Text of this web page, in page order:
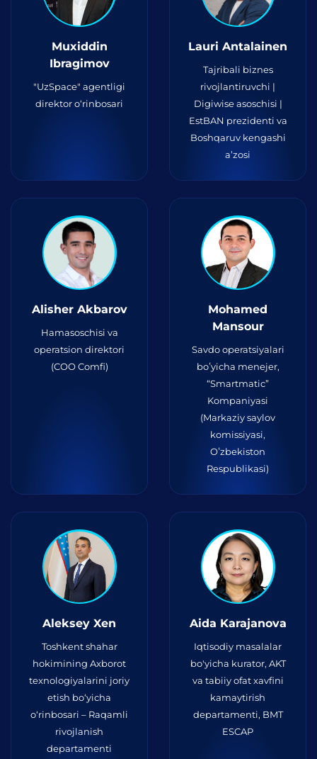
Muxiddin
Ibragimov
"UzSpace" agentligi
direktor o‘rinbosari
Lauri Antalainen
Tajribali biznes
rivojlantiruvchi |
Digiwise asoschisi |
EstBAN prezidenti va
Boshqaruv kengashi
a’zosi
Alisher Akbarov
Hamasoschisi va
operatsion direktori
(COO Comfi)
Mohamed
Mansour
Savdo operatsiyalari
boʻyicha menejer,
“Smartmatic”
Kompaniyasi
(Markaziy saylov
komissiyasi,
Oʻzbekiston
Respublikasi)
Aleksey Xen
Toshkent shahar
hokimining Axborot
texnologiyalarini joriy
etish bo‘yicha
o‘rinbosari – Raqamli
rivojlanish
departamenti
Aida Karajanova
Iqtisodiy masalalar
bo'yicha kurator, AKT
va tabiiy ofat xavfini
kamaytirish
departamenti, BMT
ESCAP